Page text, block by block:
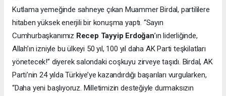
Kutlama yemeğinde sahneye çıkan Muammer Birdal, partililere
hitaben yüksek enerjili bir konuşma yaptı. “Sayın
Cumhurbaşkanımız Recep Tayyip Erdoğan’ın liderliğinde,
Allah’ın izniyle bu ülkeyi 50 yıl, 100 yıl daha AK Parti teşkilatları
yönetecek!” diyerek salondaki coşkuyu zirveye taşıdı. Birdal, AK
Parti’nin 24 yılda Türkiye’ye kazandırdığı başarıları vurgularken,
“Daha yeni başlıyoruz. Milletimizin desteğiyle durmaksızın